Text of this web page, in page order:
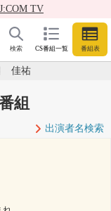
TV
CS番組一覧 番組表
検索
佳祐
組
出演者名検索